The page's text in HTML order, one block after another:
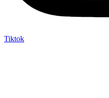
Tiktok